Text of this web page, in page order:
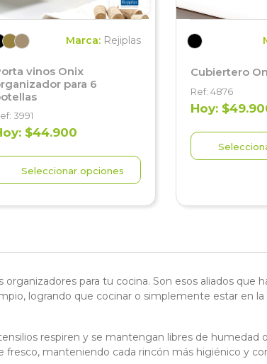
Marca: Rejiplas
vinos Onix
para 6
3991
$44.900
Seleccionar opciones
Cubiertero
Ref: 4876
Hoy:
organizadores para tu cocina. Son esos aliados que
logrando que cocinar o simplemente estar en la
respiren y se mantengan libres de humedad
fresco, manteniendo cada rincón más higiénico y